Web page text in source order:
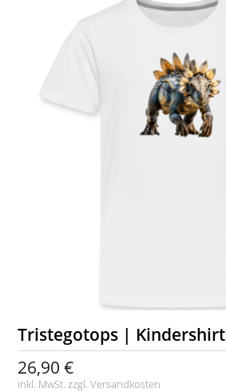
Tristegotops | Kindershirt
26,90 €
inkl. MwSt. zzgl.Versandkosten